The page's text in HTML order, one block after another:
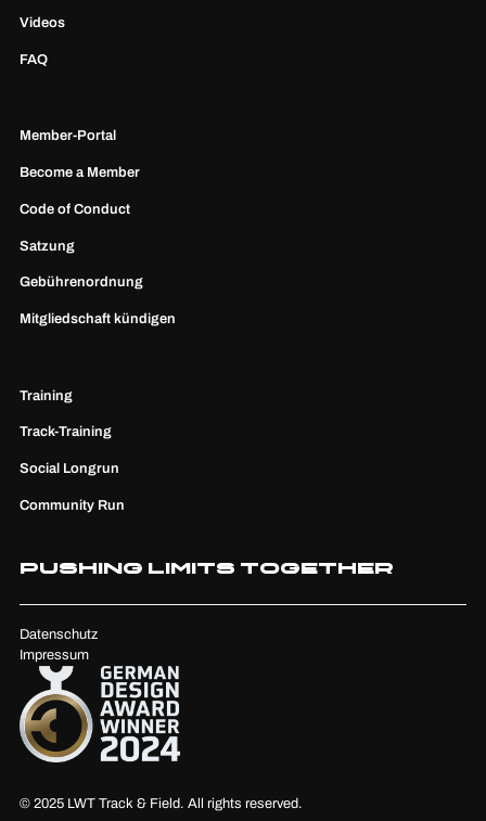
Videos
FAQ
Member-Portal
Become a Member
Code of Conduct
Satzung
Gebührenordnung
Mitgliedschaft kündigen
Training
Track-Training
Social Longrun
Community Run
Pushing Limits Together
© 2025 LWT Track & Field. All rights reserved.
Datenschutz
Impressum